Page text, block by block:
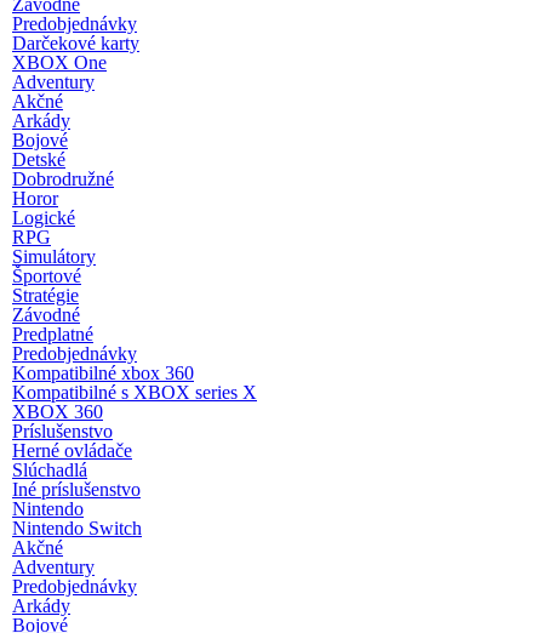
Závodné
Predobjednávky
Darčekové karty
XBOX One
Adventury
Akčné
Arkády
Bojové
Detské
Dobrodružné
Horor
Logické
RPG
Simulátory
Športové
Stratégie
Závodné
Predplatné
Predobjednávky
Kompatibilné xbox 360
Kompatibilné s XBOX series X
XBOX 360
Príslušenstvo
Herné ovládače
Slúchadlá
Iné príslušenstvo
Nintendo
Nintendo Switch
Akčné
Adventury
Predobjednávky
Arkády
Bojové